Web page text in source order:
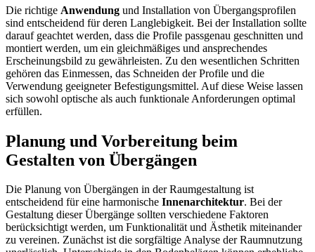
Die richtige Anwendung und Installation von Übergangsprofilen
sind entscheidend für deren Langlebigkeit. Bei der Installation sollte
darauf geachtet werden, dass die Profile passgenau geschnitten und
montiert werden, um ein gleichmäßiges und ansprechendes
Erscheinungsbild zu gewährleisten. Zu den wesentlichen Schritten
gehören das Einmessen, das Schneiden der Profile und die
Verwendung geeigneter Befestigungsmittel. Auf diese Weise lassen
sich sowohl optische als auch funktionale Anforderungen optimal
erfüllen.
Planung und Vorbereitung beim
Gestalten von Übergängen
Die Planung von Übergängen in der Raumgestaltung ist
entscheidend für eine harmonische Innenarchitektur. Bei der
Gestaltung dieser Übergänge sollten verschiedene Faktoren
berücksichtigt werden, um Funktionalität und Ästhetik miteinander
zu vereinen. Zunächst ist die sorgfältige Analyse der Raumnutzung